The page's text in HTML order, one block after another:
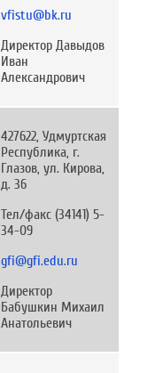
vfistu@bk.ru
Директор Давыдов
Иван
Александрович
427622, Удмуртская
Республика, г.
Глазов, ул. Кирова,
д. 36
Тел/факс (34141) 5-
34-09
gfi@gfi.edu.ru
Директор
Бабушкин Михаил
Анатольевич